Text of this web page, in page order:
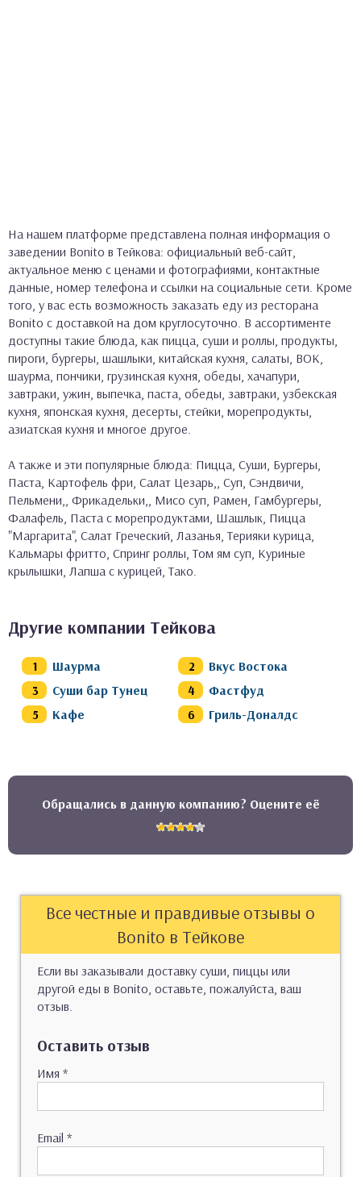
На нашем платформе представлена полная информация о
заведении Bonito в Тейкова: официальный веб-сайт,
актуальное меню с ценами и фотографиями, контактные
данные, номер телефона и ссылки на социальные сети. Кроме
того, у вас есть возможность заказать еду из ресторана
Bonito с доставкой на дом круглосуточно. В ассортименте
доступны такие блюда, как пицца, суши и роллы, продукты,
пироги, бургеры, шашлыки, китайская кухня, салаты, ВОК,
шаурма, пончики, грузинская кухня, обеды, хачапури,
завтраки, ужин, выпечка, паста, обеды, завтраки, узбекская
кухня, японская кухня, десерты, стейки, морепродукты,
азиатская кухня и многое другое.
А также и эти популярные блюда: Пицца, Суши, Бургеры,
Паста, Картофель фри, Салат Цезарь,, Суп, Сэндвичи,
Пельмени,, Фрикадельки,, Мисо суп, Рамен, Гамбургеры,
Фалафель, Паста с морепродуктами, Шашлык, Пицца
"Маргарита", Салат Греческий, Лазанья, Терияки курица,
Кальмары фритто, Спринг роллы, Том ям суп, Куриные
крылышки, Лапша с курицей, Тако.
Другие компании Тейкова
Шаурма
Вкус Востока
Суши бар Тунец
Фастфуд
Кафе
Гриль-Доналдс
Обращались в данную компанию? Оцените её
Все честные и правдивые отзывы о
Bonito в Тейкове
Если вы заказывали доставку суши, пиццы или
другой еды в Bonito, оставьте, пожалуйста, ваш
отзыв.
Оставить отзыв
Имя *
Email *